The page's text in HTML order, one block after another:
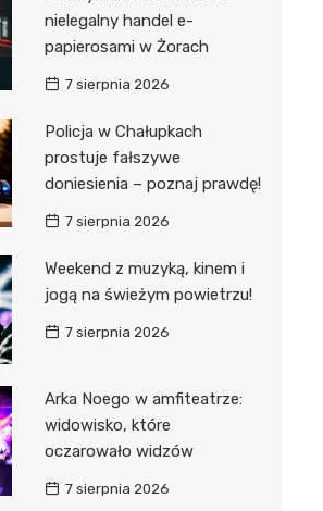
nielegalny handel e-
papierosami w Żorach
7 sierpnia 2026
Policja w Chałupkach
prostuje fałszywe
doniesienia – poznaj prawdę!
7 sierpnia 2026
Weekend z muzyką, kinem i
jogą na świeżym powietrzu!
7 sierpnia 2026
Arka Noego w amfiteatrze:
widowisko, które
oczarowało widzów
7 sierpnia 2026